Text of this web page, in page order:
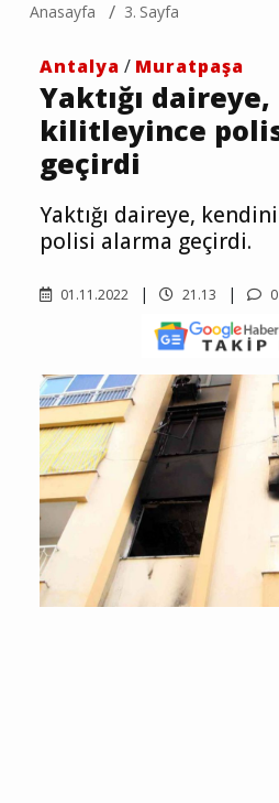
Anasayfa 3. Sayfa
Antalya / Muratpaşa
Yaktığı
kilitleyince
geçirdi
Yaktığı daireye,
polisi alarma geçirdi.
01.11.2022 21.13